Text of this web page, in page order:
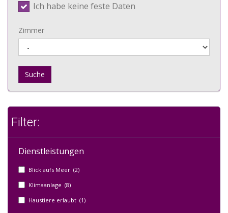
Ich habe keine feste Daten
Zimmer
Suche
Filter:
Dienstleistungen
Blick aufs Meer (2)
Klimaanlage (8)
Haustiere erlaubt (1)